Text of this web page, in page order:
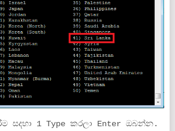
සදහා 1 Type කරලා Enter ඔබන්න.